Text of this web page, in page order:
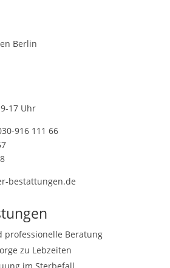
Berlin
17 Uhr
916 111 66
bestattungen.de
professionelle Beratung
zu Lebzeiten